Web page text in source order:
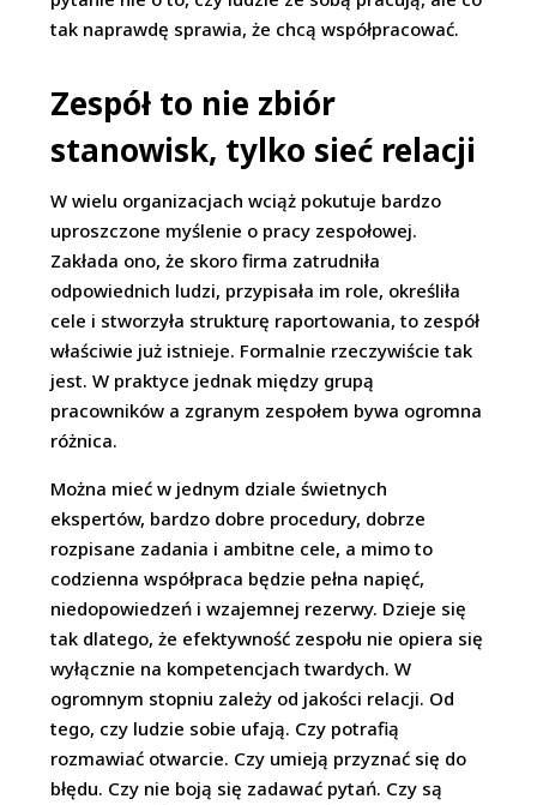
tak naprawdę sprawia, że chcą współpracować.
Zespół to nie zbiór
stanowisk, tylko sieć relacji
W wielu organizacjach wciąż pokutuje bardzo
uproszczone myślenie o pracy zespołowej.
Zakłada ono, że skoro firma zatrudniła
odpowiednich ludzi, przypisała im role, określiła
cele i stworzyła strukturę raportowania, to zespół
właściwie już istnieje. Formalnie rzeczywiście tak
jest. W praktyce jednak między grupą
pracowników a zgranym zespołem bywa ogromna
różnica.
Można mieć w jednym dziale świetnych
ekspertów, bardzo dobre procedury, dobrze
rozpisane zadania i ambitne cele, a mimo to
codzienna współpraca będzie pełna napięć,
niedopowiedzeń i wzajemnej rezerwy. Dzieje się
tak dlatego, że efektywność zespołu nie opiera się
wyłącznie na kompetencjach twardych. W
ogromnym stopniu zależy od jakości relacji. Od
tego, czy ludzie sobie ufają. Czy potrafią
rozmawiać otwarcie. Czy umieją przyznać się do
błędu. Czy nie boją się zadawać pytań. Czy są